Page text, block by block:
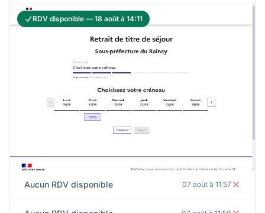
RDV disponible — 18 août à 14:11
Aucun RDV disponible 07 août à 11:57